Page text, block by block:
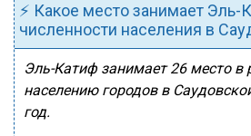
⚡ Какое место занимает Эль-
численности населения в
Эль-Катиф занимает 26 место в
населению городов в
год.